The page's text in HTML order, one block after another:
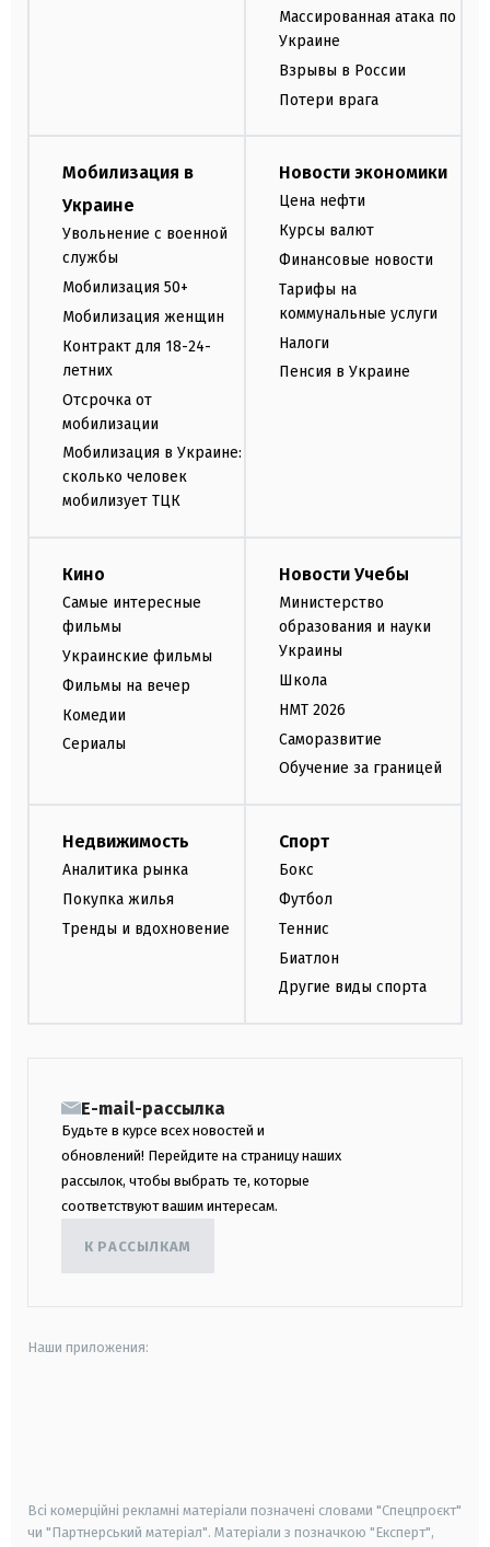
Массированная атака по
Украине
Взрывы в России
Потери врага
Мобилизация в
Украине
Увольнение с военной
службы
Мобилизация 50+
Мобилизация женщин
Контракт для 18-24-
летних
Отсрочка от
мобилизации
Мобилизация в Украине:
сколько человек
мобилизует ТЦК
Новости экономики
Цена нефти
Курсы валют
Финансовые новости
Тарифы на
коммунальные услуги
Налоги
Пенсия в Украине
Кино
Самые интересные
фильмы
Украинские фильмы
Фильмы на вечер
Комедии
Сериалы
Новости Учебы
Министерство
образования и науки
Украины
Школа
НМТ 2026
Саморазвитие
Обучение за границей
Недвижимость
Аналитика рынка
Покупка жилья
Тренды и вдохновение
Спорт
Бокс
Футбол
Теннис
Биатлон
Другие виды спорта
E-mail-рассылка
Будьте в курсе всех новостей и
обновлений! Перейдите на страницу наших
рассылок, чтобы выбрать те, которые
соответствуют вашим интересам.
К РАССЫЛКАМ
Наши приложения:
Всі комерційні рекламні матеріали позначені словами "Спецпроєкт"
чи "Партнерський матеріал". Матеріали з позначкою "Експерт",